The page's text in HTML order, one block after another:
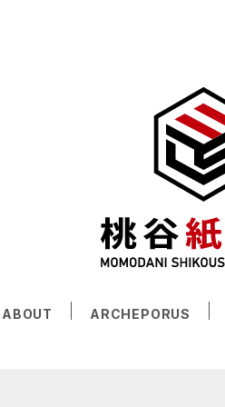
ABOUT ARCHEPORUS